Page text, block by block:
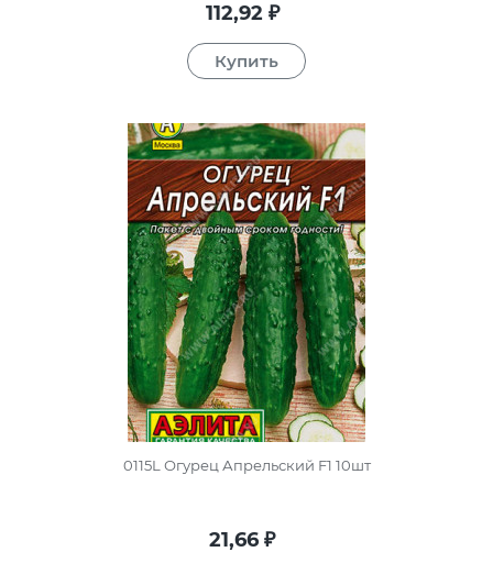
112,92 ₽
0115L Огурец Апрельский F1 10шт
21,66 ₽